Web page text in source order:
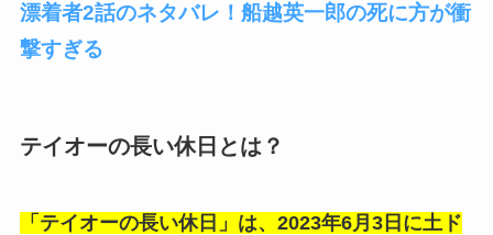
漂着者2話のネタバレ！船越英一郎の死に方が衝
撃すぎる
テイオーの長い休日とは？
「テイオーの長い休日」は、2023年6月3日に土ド